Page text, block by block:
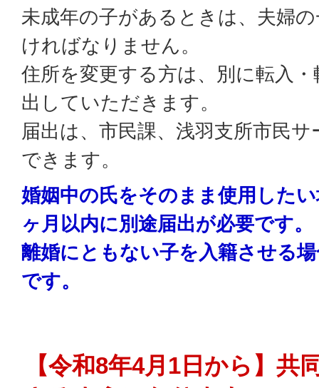
未成年の子があるときは、夫婦
ければなりません。
住所を変更する方は、別に転入
出していただきます。
届出は、市民課、浅羽支所市民
できます。
婚姻中の氏をそのまま使用した
ヶ月以内に別途届出が必要です。
離婚にともない子を入籍させる
です。
【令和8年4月1日から】共